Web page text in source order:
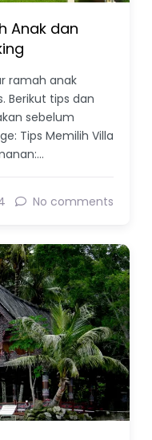
Anak dan
ramah anak
Berikut tips dan
sebelum
Tips Memilih Villa
No comments